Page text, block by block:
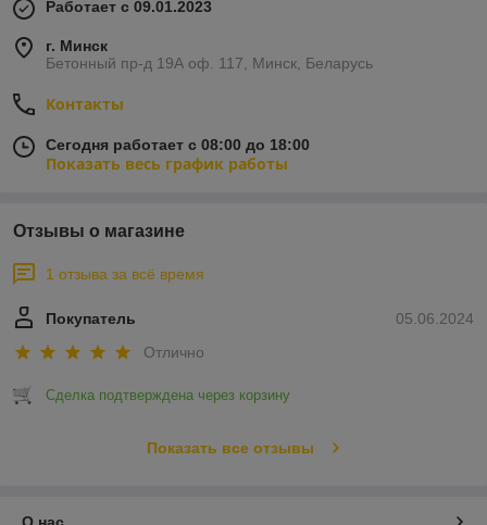
следующие типы машин:
переработки в крупу таких культур как кукуруза,
модуль пропаривания — используется для
гидротермической обработки гречихи, зерна и пр.;
переработки ячменя, гороха, проса, пшеницы при
Промышленные печи для сушки используются для
термообработки древесных отходов, имеющих мелкую
фракцию: мелкая щепа, опилки, стружка.
Ассортимент
сотрудничества, поэтому каталог постоянно обновляется.
МШШ-Я
Работает с 09.01.2023
г. Минск
Бетонный пр-д 19А оф. 117, Минск, Беларусь
Контакты
Сегодня работает с 08:00 до 18:00
Показать весь график работы
Отзывы о магазине
1 отзыва за всё время
05.06.2024
Покупатель
Отлично
Сделка подтверждена через корзину
Показать все отзывы